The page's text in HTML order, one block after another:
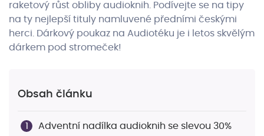
raketový růst obliby audioknih. Podívejte se na tipy
na ty nejlepší tituly namluvené předními českými
herci. Dárkový poukaz na Audiotéku je i letos skvělým
dárkem pod stromeček!
Obsah článku
Adventní nadílka audioknih se slevou 30%